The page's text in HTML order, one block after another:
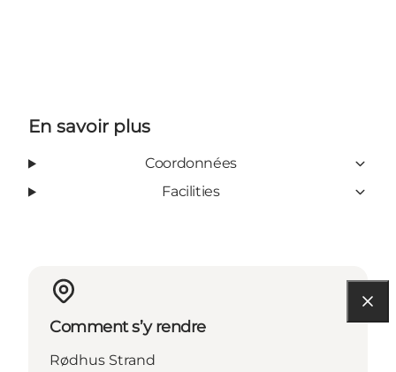
En savoir plus
Coordonnées
Facilities
Comment s’y rendre
Rødhus Strand